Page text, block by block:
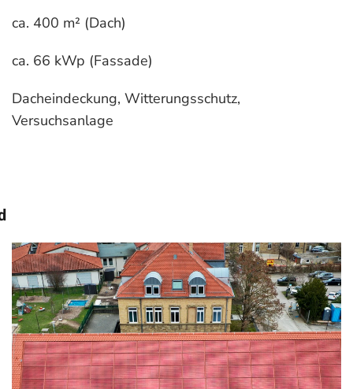
ca. 400 m² (Dach)
ca. 66 kWp (Fassade)
Dacheindeckung, Witterungsschutz,
Versuchsanlage